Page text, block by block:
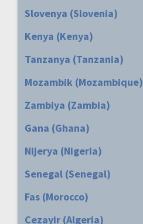
Slovenya (Slovenia)
Kenya (Kenya)
Tanzanya (Tanzania)
Mozambik (Mozambique)
Zambiya (Zambia)
Gana (Ghana)
Nijerya (Nigeria)
Senegal (Senegal)
Fas (Morocco)
Cezayir (Algeria)